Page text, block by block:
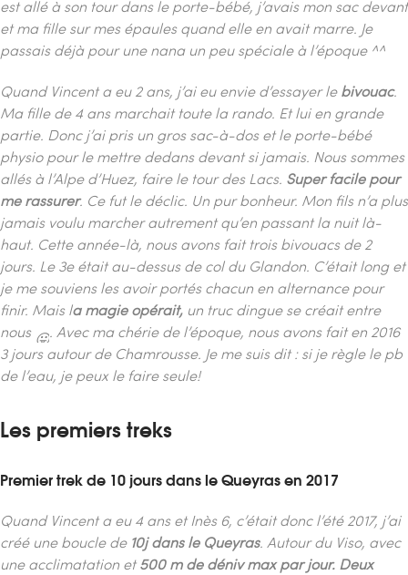
est allé à son tour dans le porte-bébé, j’avais mon sac devant
et ma fille sur mes épaules quand elle en avait marre. Je
passais déjà pour une nana un peu spéciale à l’époque ^^
Quand Vincent a eu 2 ans, j’ai eu envie d’essayer lebivouac.
Ma fille de 4 ans marchait toute la rando. Et lui en grande
partie. Donc j’ai pris un gros sac-à-dos et le porte-bébé
physio pour le mettre dedans devant si jamais. Nous sommes
allés à l’Alpe d’Huez, faire le tour des Lacs. Super facile pour
me rassurer. Ce fut le déclic. Un pur bonheur. Mon fils n’a plus
jamais voulu marcher autrement qu’en passant la nuit là-
haut. Cette année-là, nous avons fait trois bivouacs de 2
jours. Le 3e était au-dessus de col du Glandon. C’était long et
je me souviens les avoir portés chacun en alternance pour
finir. Mais la magie opérait, un truc dingue se créait entre
nous
. Avec ma chérie de l’époque, nous avons fait en 2016
3 jours autour de Chamrousse. Je me suis dit : si je règle le pb
de l’eau, je peux le faire seule!
Les premiers treks
Premier trek de 10 jours dans le Queyras en 2017
Quand Vincent a eu 4 ans et Inès 6, c’était donc l’été 2017, j’ai
créé une boucle de 10j dans le Queyras. Autour du Viso, avec
une acclimatation et500 m de déniv max par jour. Deux